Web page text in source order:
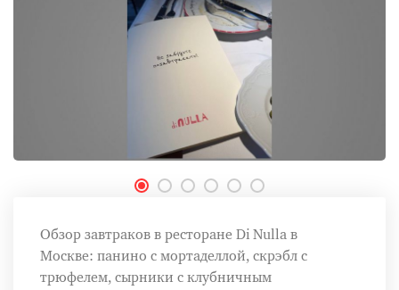
Обзор завтраков в ресторане Di Nulla в
Москве: панино с мортаделлой, скрэбл с
трюфелем, сырники с клубничным